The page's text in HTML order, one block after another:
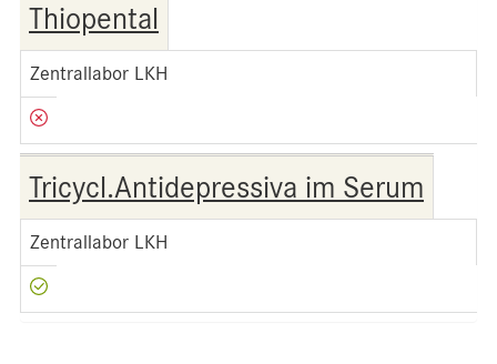
Thiopental
Zentrallabor LKH
Tricycl.Antidepressiva im Serum
Zentrallabor LKH